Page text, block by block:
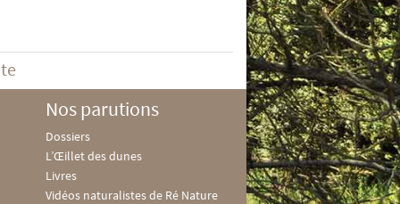
Nos parutions
Dossiers
L’Œillet des dunes
Livres
Vidéos naturalistes de Ré Nature